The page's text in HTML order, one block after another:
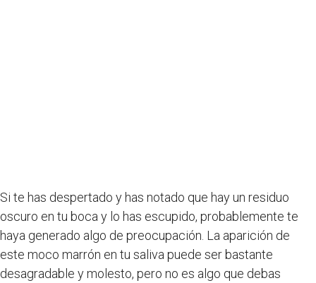
Si te has despertado y has notado que hay un residuo
oscuro en tu boca y lo has escupido, probablemente te
haya generado algo de preocupación. La aparición de
este moco marrón en tu saliva puede ser bastante
desagradable y molesto, pero no es algo que debas